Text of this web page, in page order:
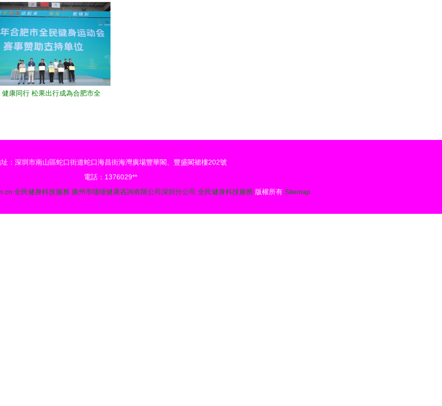
健康同行 松果出行成為合肥市全
：深圳市南山區蛇口街道蛇口海昌街海灣廣場豐華閣、豐盛閣裙樓202號
電話：1376029**
全民健身科技服務 廣州市噠噠健康咨詢有限公司深圳分公司 全民健身科技服務 版權所有 Sitemap